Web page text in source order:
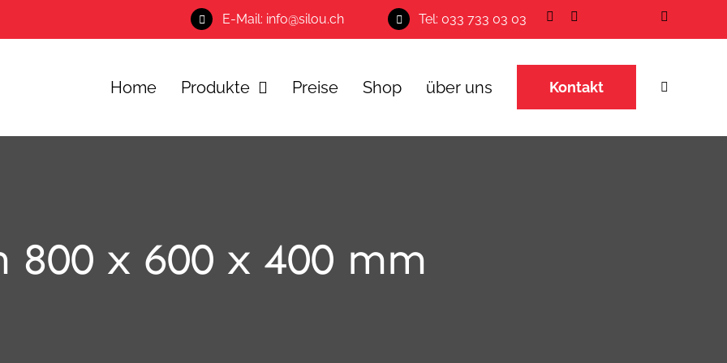
E-Mail: info@silou.ch Tel: 033 733 03 03
Home Produkte Preise Shop über uns Kontakt
x 600 x 400 mm